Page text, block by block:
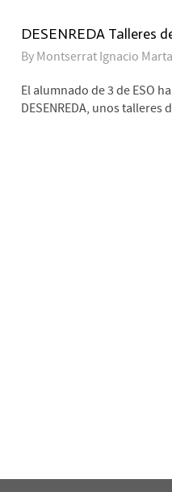
DESENREDA Talleres
By Montserrat Ignacio
El alumnado de 3 de ESO
DESENREDA, unos